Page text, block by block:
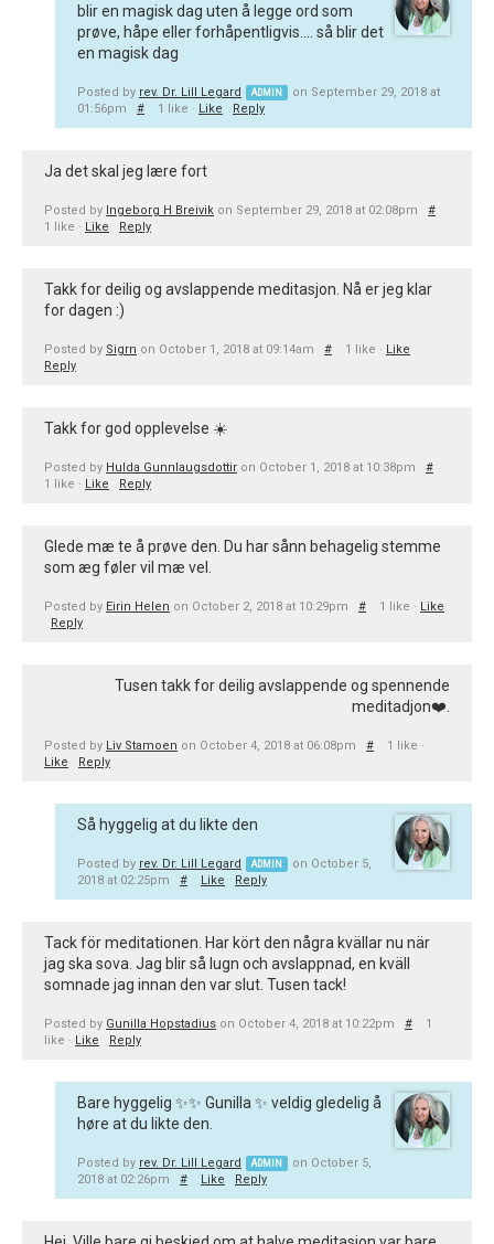
blir en magisk dag uten å legge ord som
prøve, håpe eller forhåpentligvis.... så blir det
en magisk dag
Posted by rev. Dr. Lill Legard ADMIN
on September 29, 2018 at
01:56pm
# 1 like · Like Reply
Ja det skal jeg lære fort
Posted by Ingeborg H Breivik on September 29, 2018 at 02:08pm
#
1 like · Like Reply
Takk for deilig og avslappende meditasjon. Nå er jeg klar
for dagen :)
Posted by Sigrn on October 1, 2018 at 09:14am # 1 like · Like
Reply
Takk for god opplevelse ☀️
Posted by Hulda Gunnlaugsdottir on October 1, 2018 at 10:38pm
#
1 like · Like Reply
Glede mæ te å prøve den. Du har sånn behagelig stemme
som æg føler vil mæ vel.
Posted by Eirin Helen on October 2, 2018 at 10:29pm # 1 like · Like
Reply
Tusen takk for deilig avslappende og spennende
meditadjon❤️.
Posted by Liv Stamoen on October 4, 2018 at 06:08pm #
1 like ·
Like
Reply
Så hyggelig at du likte den
Posted by rev. Dr. Lill Legard ADMIN
on October 5,
2018 at 02:25pm
# Like Reply
Tack för meditationen. Har kört den några kvällar nu när
jag ska sova. Jag blir så lugn och avslappnad, en kväll
somnade jag innan den var slut. Tusen tack!
Posted by Gunilla Hopstadius on October 4, 2018 at 10:22pm #
1
like · Like Reply
Bare hyggelig ✨✨ Gunilla ✨ veldig gledelig å
høre at du likte den.
Posted by rev. Dr. Lill Legard ADMIN
on October 5,
2018 at 02:26pm
# Like Reply